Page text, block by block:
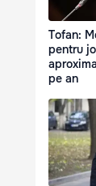
Tofan:
pentru
pe an